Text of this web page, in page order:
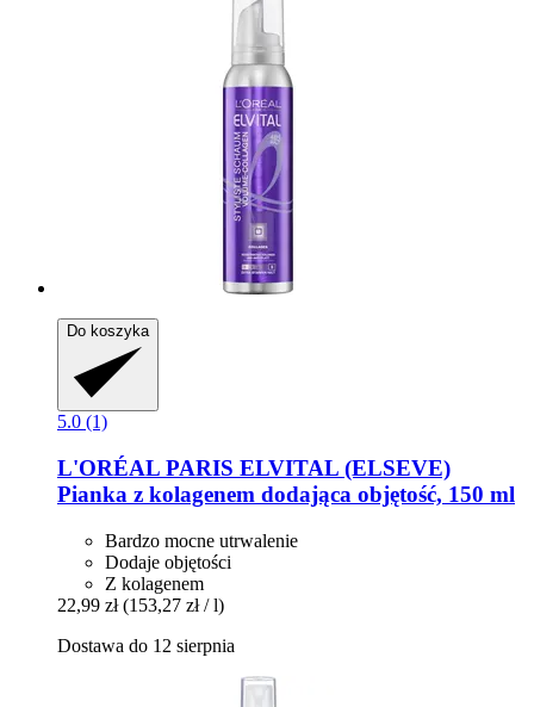
Do koszyka
5.0 (1)
L'ORÉAL PARIS ELVITAL (ELSEVE)
Pianka z kolagenem dodająca objętość, 150 ml
Bardzo mocne utrwalenie
Dodaje objętości
Z kolagenem
22,99 zł (153,27 zł / l)
Dostawa do 12 sierpnia